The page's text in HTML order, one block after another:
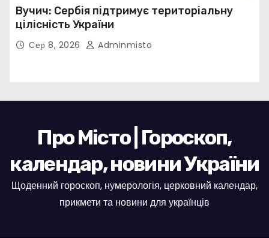
Вучич: Сербія підтримує територіальну
цілісність України
Сер 8, 2026 Adminmisto
Про Місто | Гороскоп,
календар, новини України
Щоденний гороскоп, нумерологія, церковний календар,
прикмети та новини для українців